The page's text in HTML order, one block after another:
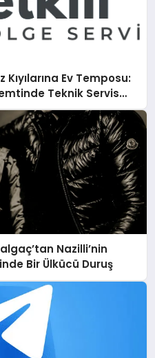
Ev Temposu:
Teknik Servis
Nazilli’nin
Bir Ülkücü Duruş